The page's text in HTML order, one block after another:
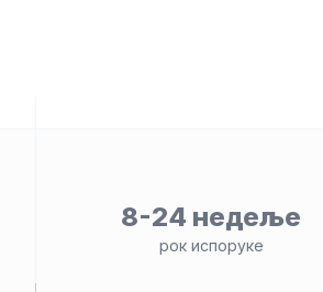
8-24 недеље
рок испоруке